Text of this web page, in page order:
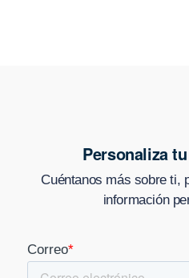
Personaliza
Cuéntanos más sobre ti,
información